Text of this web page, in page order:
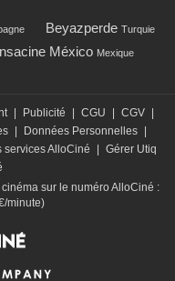
Beyazperde Turquie
México Mexique
Publicité CGU CGV
Données Personnelles
services AlloCiné
Gérer Utiq
sur le numéro AlloCiné :
minute)